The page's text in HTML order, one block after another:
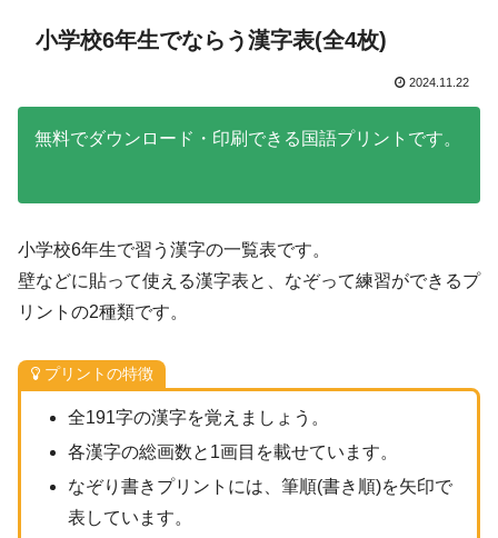
小学校6年生でならう漢字表(全4枚)
2024.11.22
無料でダウンロード・印刷できる国語プリントです。
小学校6年生で習う漢字の一覧表です。
壁などに貼って使える漢字表と、なぞって練習ができるプ
リントの2種類です。
プリントの特徴
全191字の漢字を覚えましょう。
各漢字の総画数と1画目を載せています。
なぞり書きプリントには、筆順(書き順)を矢印で
表しています。